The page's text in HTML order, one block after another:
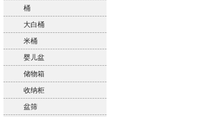
桶
大白桶
米桶
婴儿盆
储物箱
收纳柜
盆筛